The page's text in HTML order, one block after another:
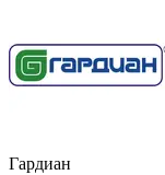
Гардиан